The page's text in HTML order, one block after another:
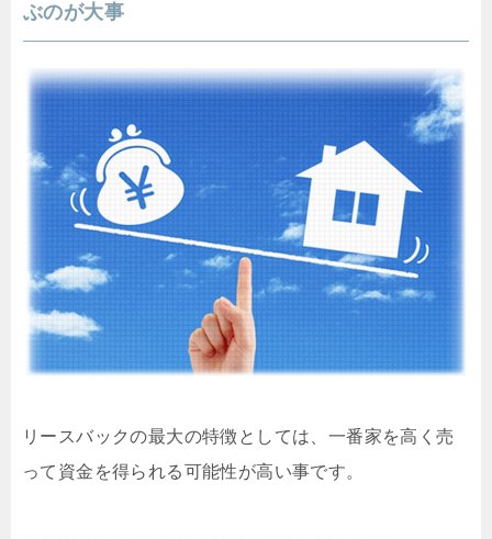
ぶのが大事
リースバックの最大の特徴としては、一番家を高く売
って資金を得られる可能性が高い事です。